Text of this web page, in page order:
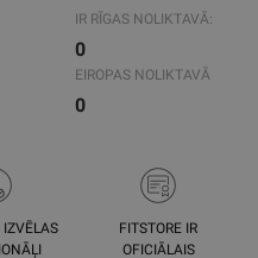
IR RĪGAS NOLIKTAVĀ:
0
EIROPAS NOLIKTAVĀ
0
IZVĒLAS
FITSTORE IR
OFICIĀLAIS